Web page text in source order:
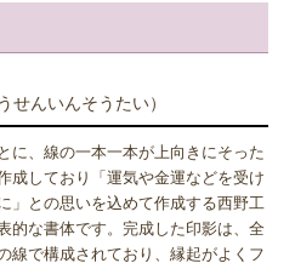
ません。女性用は、10.5ミリがおす
当店で分類上分けさせて頂いており
合でも、実印や認印として、また
、お客様のご判断でご使用頂けま
いかと思いますので当店では風格を
ものなら読みやすい印相体をオスス
様
文字のお客様の場合は "たて" "ヨ
お問い合わせを頂きます。 "たて"
選択によりデザインが変わること
" どちらかをご選択願います。
せんいんそうたい）
に、線の一本一本が上向きにそった
成しており「運気や金運などを受け
」との思いを込めて作成する西野工
的な書体です。完成した印影は、全
線で構成されており、縁起がよくフ